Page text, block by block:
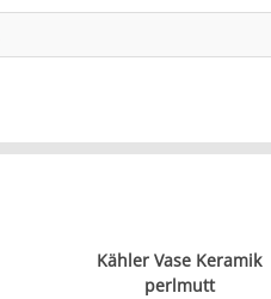
Kähler Vase Keramik
perlmutt